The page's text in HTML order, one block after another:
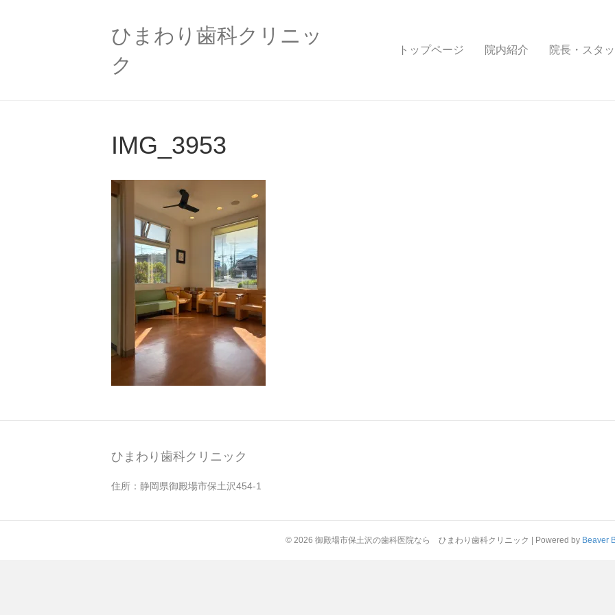
ひまわり歯科クリニッ
ク
トップページ 院内紹介 院長・スタ
IMG_3953
ひまわり歯科クリニック
住所：静岡県御殿場市保土沢454-1
© 2026 御殿場市保土沢の歯科医院なら ひまわり歯科クリニック Powered by Beaver